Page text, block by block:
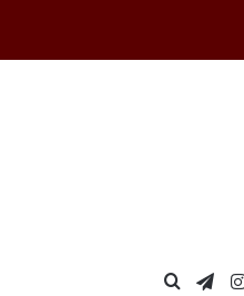
اینستاگرام
تلگرامجستجو برای